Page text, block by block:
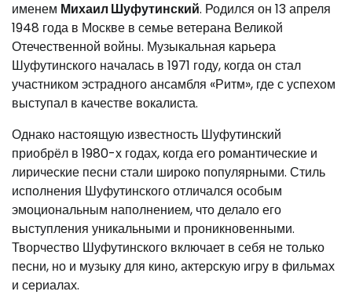
именем Михаил Шуфутинский. Родился он 13 апреля
1948 года в Москве в семье ветерана Великой
Отечественной войны. Музыкальная карьера
Шуфутинского началась в 1971 году, когда он стал
участником эстрадного ансамбля «Ритм», где с успехом
выступал в качестве вокалиста.
Однако настоящую известность Шуфутинский
приобрёл в 1980-х годах, когда его романтические и
лирические песни стали широко популярными. Стиль
исполнения Шуфутинского отличался особым
эмоциональным наполнением, что делало его
выступления уникальными и проникновенными.
Творчество Шуфутинского включает в себя не только
песни, но и музыку для кино, актерскую игру в фильмах
и сериалах.